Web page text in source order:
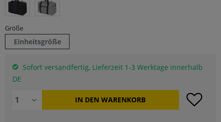
Größe
Einheitsgröße
Sofort versandfertig, Lieferzeit 1-3 Werktage innerhalb
DE
IN DEN WARENKORB